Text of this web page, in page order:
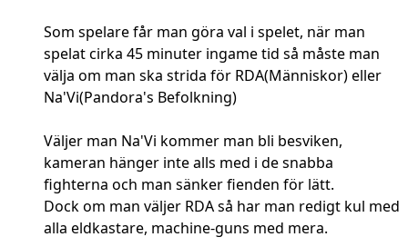
Som spelare får man göra val i spelet, när man
spelat cirka 45 minuter ingame tid så måste man
välja om man ska strida för RDA(Människor) eller
Na'Vi(Pandora's Befolkning)
Väljer man Na'Vi kommer man bli besviken,
kameran hänger inte alls med i de snabba
fighterna och man sänker fienden för lätt.
Dock om man väljer RDA så har man redigt kul med
alla eldkastare, machine-guns med mera.